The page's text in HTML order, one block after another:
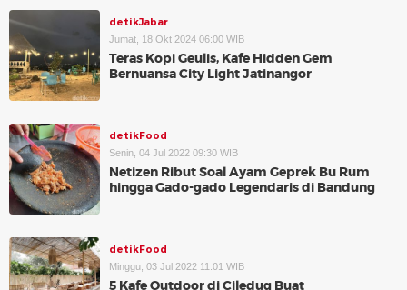
detikJabar
Jumat, 18 Okt 2024 06:00 WIB
Teras Kopi Geulis, Kafe Hidden Gem
Bernuansa City Light Jatinangor
detikFood
Senin, 04 Jul 2022 09:30 WIB
Netizen Ribut Soal Ayam Geprek Bu Rum
hingga Gado-gado Legendaris di Bandung
detikFood
Minggu, 03 Jul 2022 11:01 WIB
5 Kafe Outdoor di Ciledug Buat